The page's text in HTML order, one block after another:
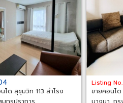
โด สุขุมวิท 113 สำโรง
Listing No.
ขายคอนโ